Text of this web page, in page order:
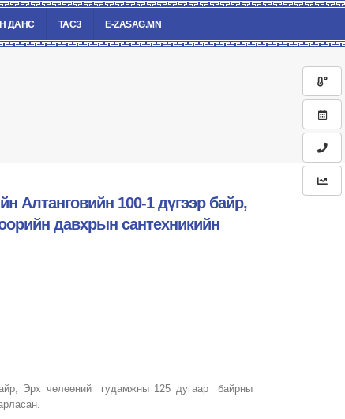
ДАНС ТАСЗ E-ZASAG.MN
Алтанговийн 100-1 дүгээр байр,
давхрын сантехникийн
Эрх чөлөөний гудамжны 125 дугаар байрны